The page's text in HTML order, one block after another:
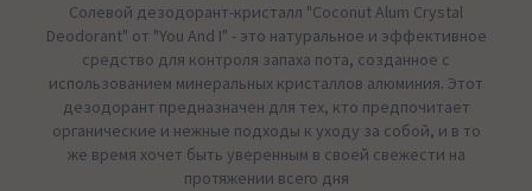
Солевой дезодорант-кристалл "Coconut Alum Crystal
Deodorant" от "You And I" - это натуральное и эффективное
средство для контроля запаха пота, созданное с
использованием минеральных кристаллов алюминия. Этот
дезодорант предназначен для тех, кто предпочитает
органические и нежные подходы к уходу за собой, и в то
же время хочет быть уверенным в своей свежести на
протяжении всего дня